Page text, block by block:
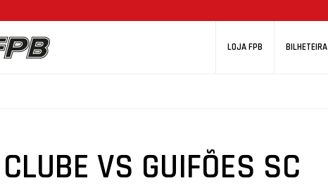
LOJA FPB BILHETEIRA
VS GUIFÕES SC